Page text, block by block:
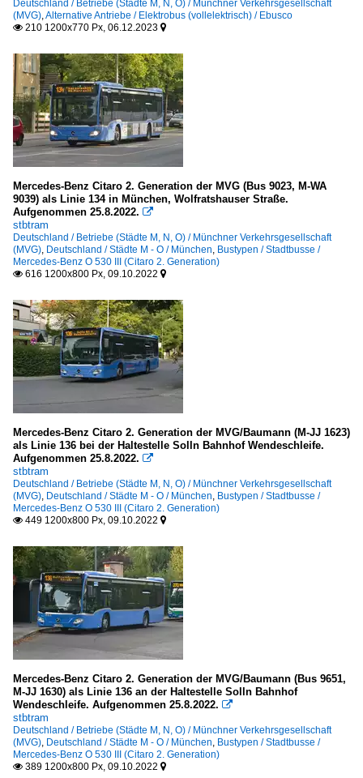
Deutschland / Betriebe (Städte M, N, O) / Münchner Verkehrsgesellschaft
(MVG),Alternative Antriebe / Elektrobus (vollelektrisch) / Ebusco
 210 1200x770 Px, 06.12.2023 
Mercedes-Benz Citaro 2. Generation der MVG (Bus 9023, M-WA
9039) als Linie 134 in München, Wolfratshauser Straße.
Aufgenommen 25.8.2022. 
stbtram
Deutschland / Betriebe (Städte M, N, O) / Münchner Verkehrsgesellschaft
(MVG), Deutschland / Städte M - O / München, Bustypen / Stadtbusse /
Mercedes-Benz O 530 III (Citaro 2. Generation)
 616 1200x800 Px, 09.10.2022 
Mercedes-Benz Citaro 2. Generation der MVG/Baumann (M-JJ 1623)
als Linie 136 bei der Haltestelle Solln Bahnhof Wendeschleife.
Aufgenommen 25.8.2022. 
stbtram
Deutschland / Betriebe (Städte M, N, O) / Münchner Verkehrsgesellschaft
(MVG), Deutschland / Städte M - O / München, Bustypen / Stadtbusse /
Mercedes-Benz O 530 III (Citaro 2. Generation)
 449 1200x800 Px, 09.10.2022 
Mercedes-Benz Citaro 2. Generation der MVG/Baumann (Bus 9651,
M-JJ 1630) als Linie 136 an der Haltestelle Solln Bahnhof
Wendeschleife. Aufgenommen 25.8.2022. 
stbtram
Deutschland / Betriebe (Städte M, N, O) / Münchner Verkehrsgesellschaft
(MVG), Deutschland / Städte M - O / München, Bustypen / Stadtbusse /
Mercedes-Benz O 530 III (Citaro 2. Generation)
 389 1200x800 Px, 09.10.2022 